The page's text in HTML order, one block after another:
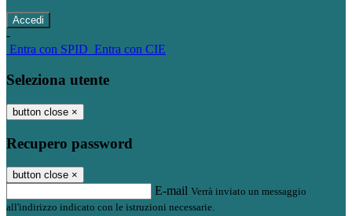
-
Entra con SPID Entra con CIE
Seleziona utente
button close ×
Recupero password
button close ×
E-mail Verrà inviato un messaggio
all'indirizzo indicato con le istruzioni necessarie.